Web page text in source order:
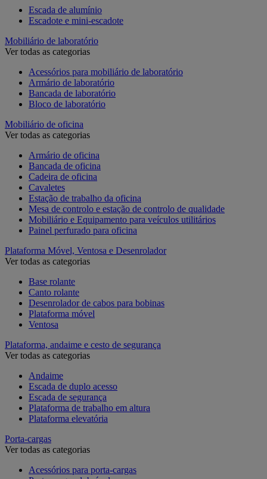
Escada de alumínio
Escadote e mini-escadote
Mobiliário de laboratório
Ver todas as categorias
Acessórios para mobiliário de laboratório
Armário de laboratório
Bancada de laboratório
Bloco de laboratório
Mobiliário de oficina
Ver todas as categorias
Armário de oficina
Bancada de oficina
Cadeira de oficina
Cavaletes
Estação de trabalho da oficina
Mesa de controlo e estação de controlo de qualidade
Mobiliário e Equipamento para veículos utilitários
Painel perfurado para oficina
Plataforma Móvel, Ventosa e Desenrolador
Ver todas as categorias
Base rolante
Canto rolante
Desenrolador de cabos para bobinas
Plataforma móvel
Ventosa
Plataforma, andaime e cesto de segurança
Ver todas as categorias
Andaime
Escada de duplo acesso
Escada de segurança
Plataforma de trabalho em altura
Plataforma elevatória
Porta-cargas
Ver todas as categorias
Acessórios para porta-cargas